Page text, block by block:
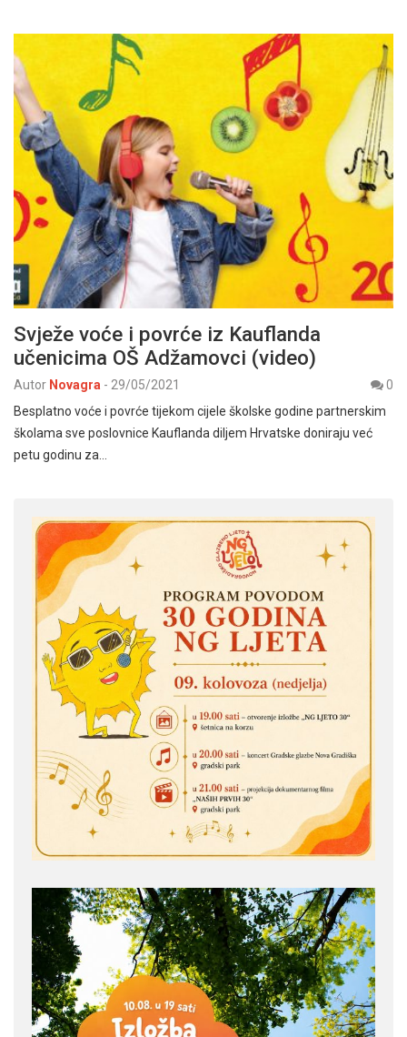
Svježe voće i povrće iz Kauflanda
učenicima OŠ Adžamovci (video)
Autor Novagra - 29/05/2021
0
Besplatno voće i povrće tijekom cijele školske godine partnerskim
školama sve poslovnice Kauflanda diljem Hrvatske doniraju već
petu godinu za…